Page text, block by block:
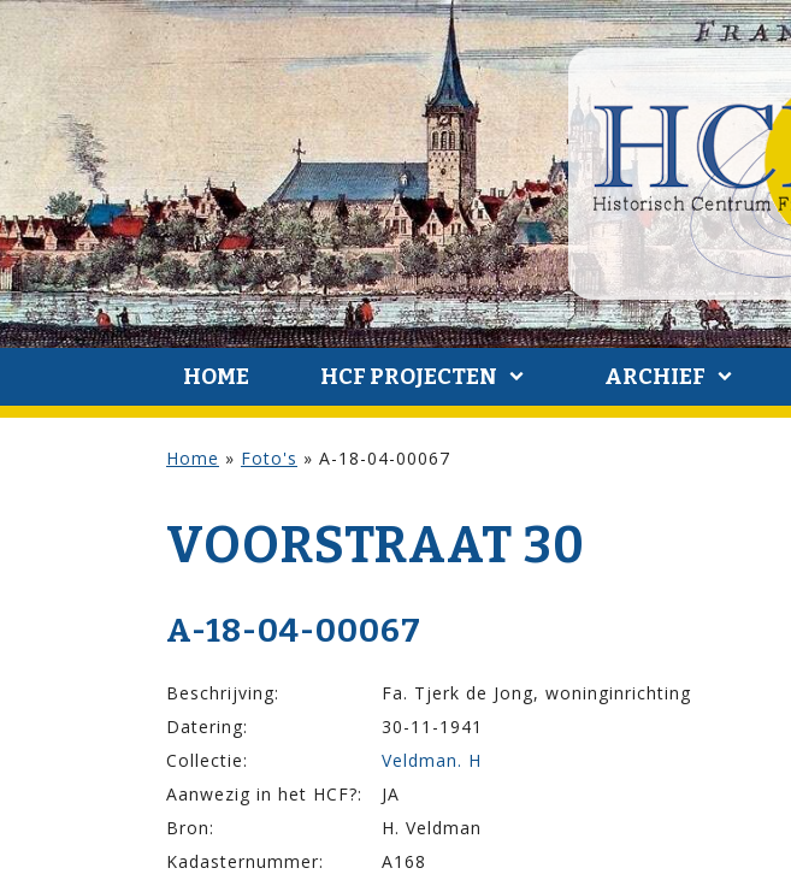
HOME HCF PROJECTEN ARCHIEF
Home » Foto's » A-18-04-00067
VOOR­STRAAT 30
A-18-04-00067
Beschrijving:
Fa. Tjerk de Jong, woninginrichting
Datering:
30-11-1941
Collectie:
Veldman. H
Aanwezig in het HCF?:
JA
Bron:
H. Veldman
Kadasternummer:
A168